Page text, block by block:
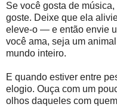
Se você gosta de
goste. Deixe que ela
eleve-o — e então envie
você ama, seja um
mundo inteiro.
E quando estiver entre
elogio. Ouça com um
olhos daqueles com